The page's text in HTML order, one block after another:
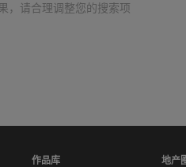
，请合理调整您的搜索项
作品库 地产